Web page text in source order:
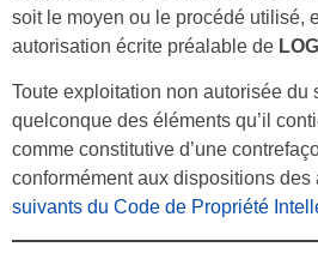
soit le moyen ou le procédé utilisé,
autorisation écrite préalable de
Toute exploitation non autorisée du
quelconque des éléments qu’il
comme constitutive d’une
conformément aux dispositions des
suivants du Code de Propriété